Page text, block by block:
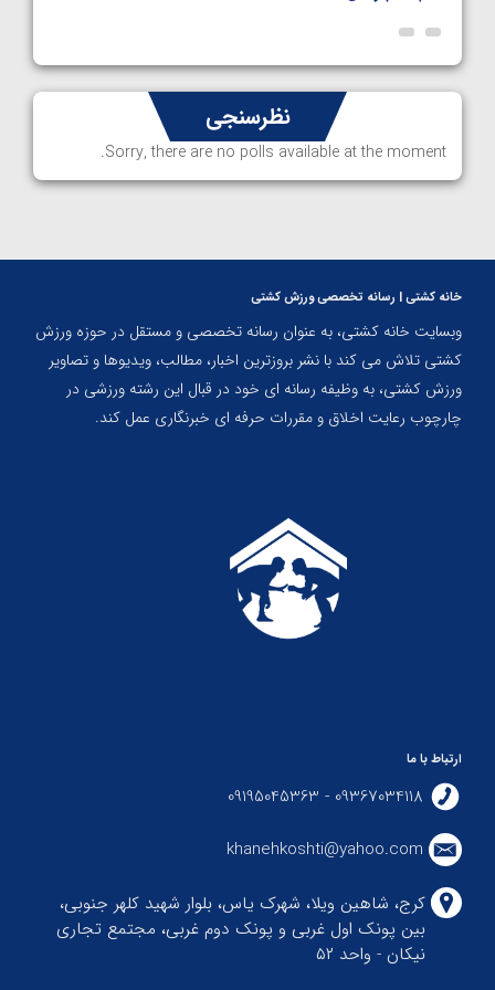
نظرسنجی
Sorry, there are no polls available at the moment.
خانه کشتی | رسانه تخصصی ورزش کشتی
وبسایت خانه کشتی، به عنوان رسانه تخصصی و مستقل در حوزه ورزش
کشتی تلاش می کند با نشر بروزترین اخبار، مطالب، ویدیوها و تصاویر
ورزش کشتی، به وظیفه رسانه ای خود در قبال این رشته ورزشی در
چارچوب رعایت اخلاق و مقررات حرفه ای خبرنگاری عمل کند.
ارتباط با ما
09367034118 - 09195045363
khanehkoshti@yahoo.com
کرج، شاهین ویلا، شهرک یاس، بلوار شهید کلهر جنوبی،
بین پونک اول غربی و پونک دوم غربی، مجتمع تجاری
نیکان - واحد ۵۲